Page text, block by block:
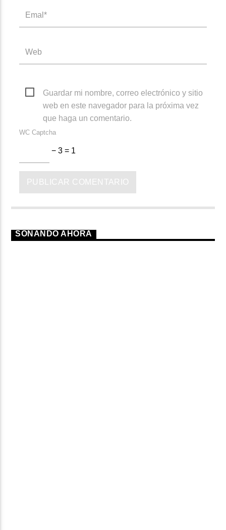
Guardar mi nombre, correo electrónico y sitio
web en este navegador para la próxima vez
que haga un comentario.
WC Captcha
− 3 = 1
SONANDO AHORA